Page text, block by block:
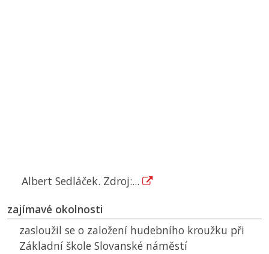
Albert Sedláček. Zdroj:...
zajímavé okolnosti
zasloužil se o založení hudebního kroužku při
Základní škole Slovanské náměstí